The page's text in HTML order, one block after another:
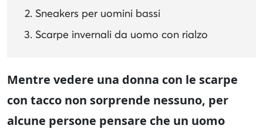
Sneakers per uomini bassi
Scarpe invernali da uomo con rialzo
Mentre vedere una donna con le scarpe
con tacco non sorprende nessuno, per
alcune persone pensare che un uomo